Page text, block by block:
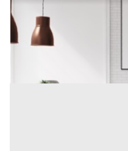
Padova (Padova)
Offerta minima
500 €